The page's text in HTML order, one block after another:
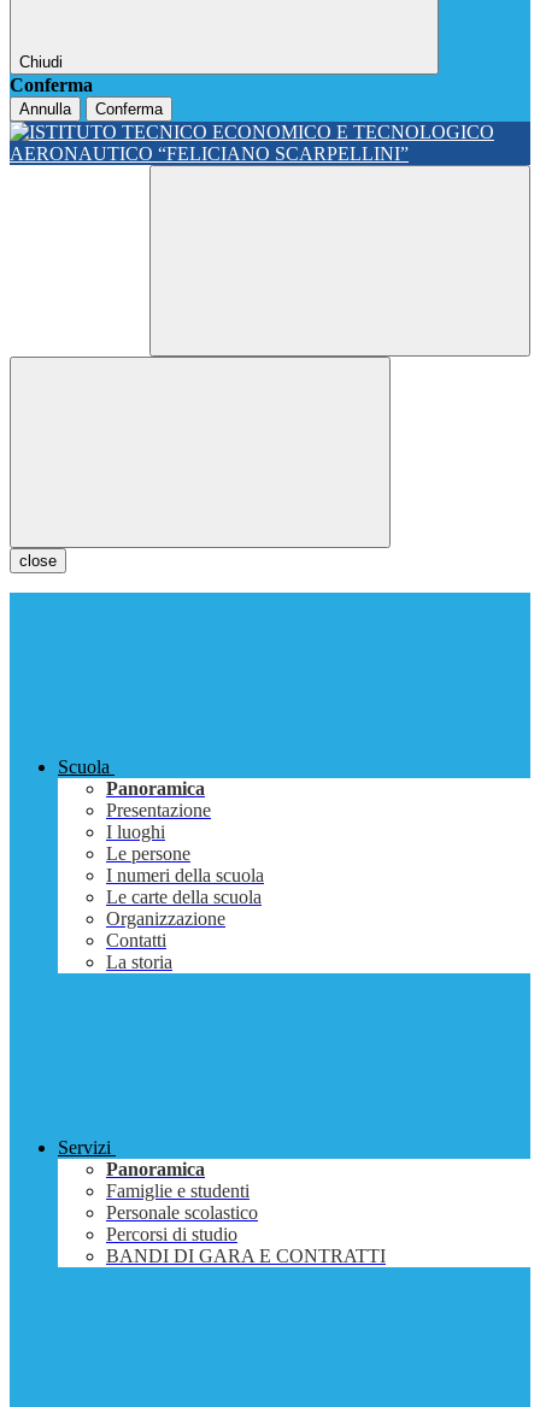
Chiudi
Conferma
Annulla Conferma
close
Scuola
Panoramica
Presentazione
I luoghi
Le persone
I numeri della scuola
Le carte della scuola
Organizzazione
Contatti
La storia
Servizi
Panoramica
Famiglie e studenti
Personale scolastico
Percorsi di studio
BANDI DI GARA E CONTRATTI